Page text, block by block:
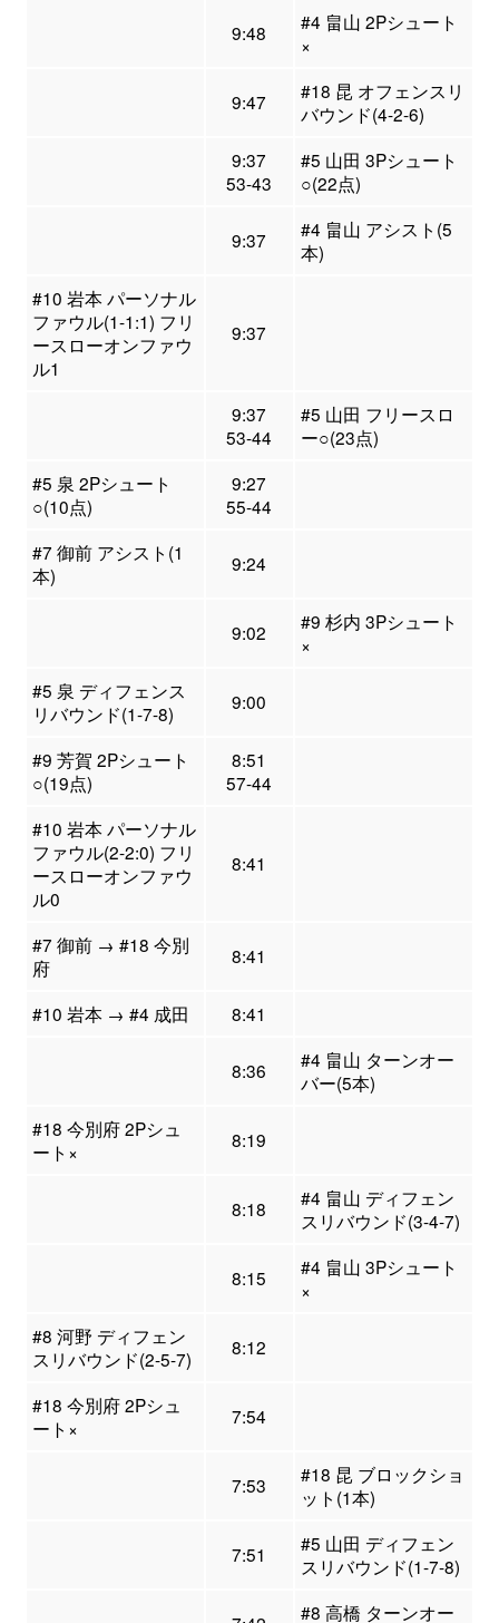
9:48
#4 畠山 2Pシュート
×
9:47
#18 昆 オフェンスリ
バウンド(4-2-6)
9:37
53-43
#5 山田 3Pシュート
○(22点)
9:37
#4 畠山 アシスト(5
本)
#10 岩本 パーソナル
ファウル(1-1:1) フリ
ースローオンファウ
ル1
9:37
9:37
53-44
#5 山田 フリースロ
ー○(23点)
#5 泉 2Pシュート
○(10点)
9:27
55-44
#7 御前 アシスト(1
本)
9:24
9:02
#9 杉内 3Pシュート
×
#5 泉 ディフェンス
リバウンド(1-7-8)
9:00
#9 芳賀 2Pシュート
○(19点)
8:51
57-44
#10 岩本 パーソナル
ファウル(2-2:0) フリ
ースローオンファウ
ル0
8:41
#7 御前 → #18 今別
府
8:41
#10 岩本 → #4 成田 8:41
8:36
#4 畠山 ターンオー
バー(5本)
#18 今別府 2Pシュ
ート×
8:19
8:18
#4 畠山 ディフェン
スリバウンド(3-4-7)
8:15
#4 畠山 3Pシュート
×
#8 河野 ディフェン
スリバウンド(2-5-7)
8:12
#18 今別府 2Pシュ
ート×
7:54
7:53
#18 昆 ブロックショ
ット(1本)
7:51
#5 山田 ディフェン
スリバウンド(1-7-8)
#8 高橋 ターンオー